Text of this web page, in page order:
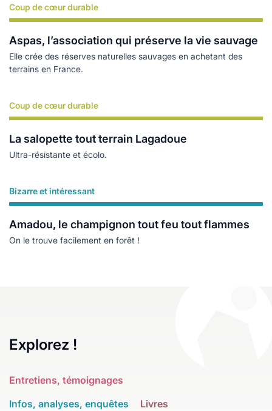
Coup de cœur durable
Aspas, l’association qui préserve la vie sauvage
Elle crée des réserves naturelles sauvages en achetant des
terrains en France.
Lire plus
Coup de cœur durable
La salopette tout terrain Lagadoue
Ultra-résistante et écolo.
Lire plus
Bizarre et intéressant
Amadou, le champignon tout feu tout flammes
On le trouve facilement en forêt !
Lire plus
Explorez !
Entretiens, témoignages
Infos, analyses, enquêtes
Livres